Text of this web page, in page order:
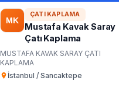
ÇATI KAPLAMA
Mustafa Kavak Saray
Çatı Kaplama
MUSTAFA KAVAK SARAY ÇATI
KAPLAMA
İstanbul / Sancaktepe